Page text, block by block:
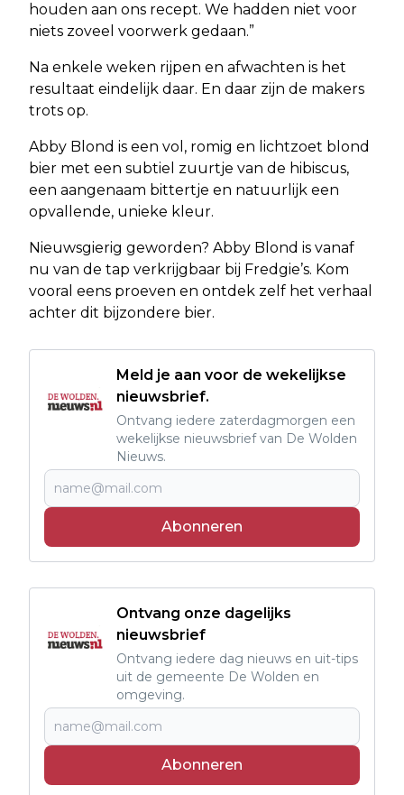
houden aan ons recept. We hadden niet voor
niets zoveel voorwerk gedaan.”
Na enkele weken rijpen en afwachten is het
resultaat eindelijk daar. En daar zijn de makers
trots op.
Abby Blond is een vol, romig en lichtzoet blond
bier met een subtiel zuurtje van de hibiscus,
een aangenaam bittertje en natuurlijk een
opvallende, unieke kleur.
Nieuwsgierig geworden? Abby Blond is vanaf
nu van de tap verkrijgbaar bij Fredgie’s. Kom
vooral eens proeven en ontdek zelf het verhaal
achter dit bijzondere bier.
Meld je aan voor de wekelijkse
nieuwsbrief.
Ontvang iedere zaterdagmorgen een
wekelijkse nieuwsbrief van De Wolden
Nieuws.
Abonneren
Ontvang onze dagelijks
nieuwsbrief
Ontvang iedere dag nieuws en uit-tips
uit de gemeente De Wolden en
omgeving.
Abonneren